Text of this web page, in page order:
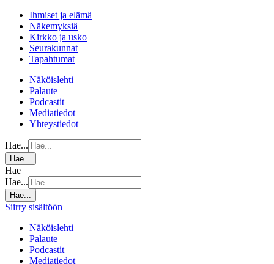
Ihmiset ja elämä
Näkemyksiä
Kirkko ja usko
Seurakunnat
Tapahtumat
Näköislehti
Palaute
Podcastit
Mediatiedot
Yhteystiedot
Hae...
Hae...
Hae
Hae...
Hae...
Siirry sisältöön
Näköislehti
Palaute
Podcastit
Mediatiedot